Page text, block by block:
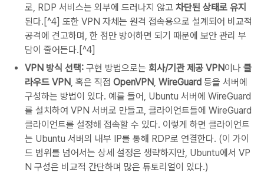
로, RDP 서비스는 외부에 드러나지 않고 차단된 상태로 유지
된다.[^4] 또한 VPN 자체는 원격 접속용으로 설계되어 비교적
공격에 견고하며, 한 점만 방어하면 되기 때문에 보안 관리 부
담이 줄어든다.[^4]
VPN 방식 선택: 구현 방법으로는 회사/기관 제공 VPN이나 클
라우드 VPN, 혹은 직접 OpenVPN, WireGuard 등을 서버에
구성하는 방법이 있다. 예를 들어, Ubuntu 서버에 WireGuard
를 설치하여 VPN 서버로 만들고, 클라이언트들에 WireGuard
클라이언트를 설정해 접속할 수 있다. 이렇게 하면 클라이언트
는 Ubuntu 서버의 내부 IP를 통해 RDP로 연결한다. (이 가이
드 범위를 넘어서는 상세 설정은 생략하지만, Ubuntu에서 VP
N 구성은 비교적 간단하며 많은 튜토리얼이 있다.)